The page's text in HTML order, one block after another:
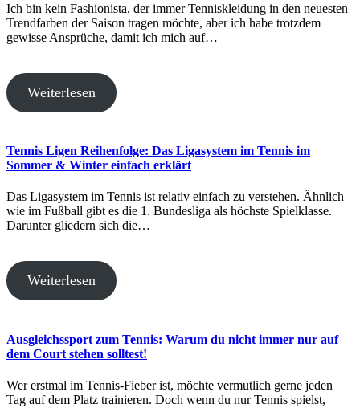
Ich bin kein Fashionista, der immer Tenniskleidung in den neuesten
Trendfarben der Saison tragen möchte, aber ich habe trotzdem
gewisse Ansprüche, damit ich mich auf…
Weiterlesen
Tennis Ligen Reihenfolge: Das Ligasystem im Tennis im
Sommer & Winter einfach erklärt
Das Ligasystem im Tennis ist relativ einfach zu verstehen. Ähnlich
wie im Fußball gibt es die 1. Bundesliga als höchste Spielklasse.
Darunter gliedern sich die…
Weiterlesen
Ausgleichssport zum Tennis: Warum du nicht immer nur auf
dem Court stehen solltest!
Wer erstmal im Tennis-Fieber ist, möchte vermutlich gerne jeden
Tag auf dem Platz trainieren. Doch wenn du nur Tennis spielst,